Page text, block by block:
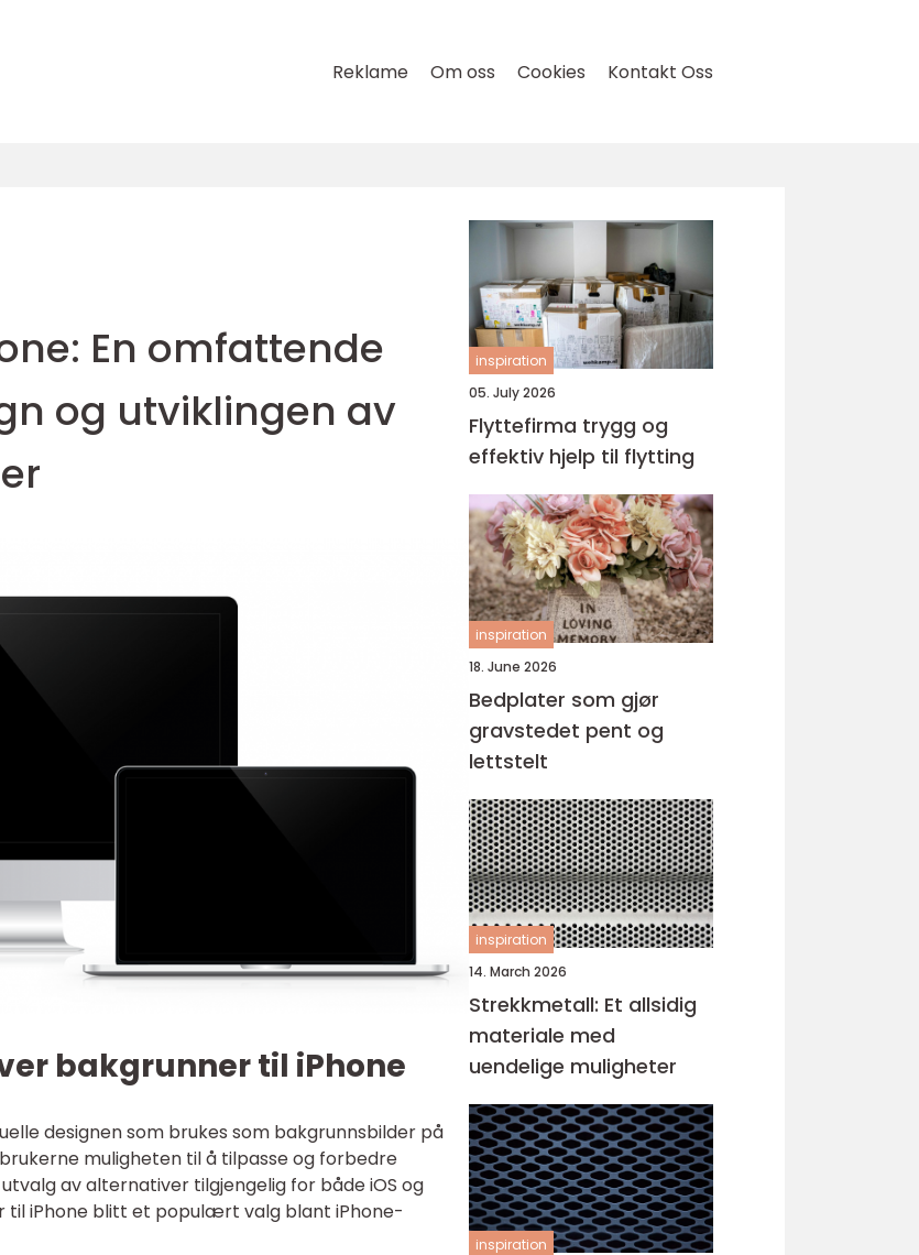
Reklame Om oss Cookies Kontakt Oss
En omfattende
og utviklingen av
bakgrunner til iPhone
designen som brukes som bakgrunnsbilder på
muligheten til å tilpasse og forbedre
av alternativer tilgjengelig for både iOS og
til iPhone blitt et populært valg blant iPhone-
inspiration
05. July 2026
Flyttefirma trygg og
effektiv hjelp til flytting
inspiration
18. June 2026
Bedplater som gjør
gravstedet pent og
lettstelt
inspiration
14. March 2026
Strekkmetall: Et allsidig
materiale med
uendelige muligheter
inspiration